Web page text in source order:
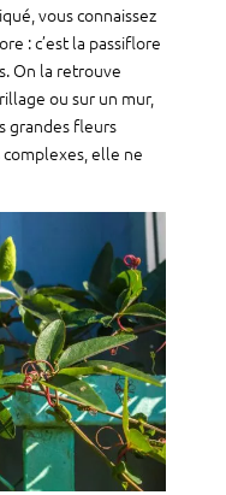
vous connaissez
: c’est la passiflore
On la retrouve
ou sur un mur,
grandes fleurs
elle ne